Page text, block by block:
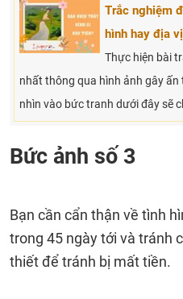
Trắc nghiệm
hình hay địa
Thực hiện bài
nhất thông qua hình ảnh gây
nhìn vào bức tranh dưới đây sẽ
Bức ảnh số 3
Bạn cần cẩn thận về tình
trong 45 ngày tới và tránh
thiết để tránh bị mất tiền.